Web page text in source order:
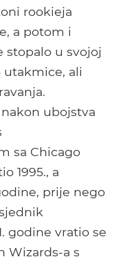
rookieja
a potom i
stopalo u svojoj
ali
ubojstva
sa Chicago
1995., a
prije nego
godine vratio se
Wizards-a s